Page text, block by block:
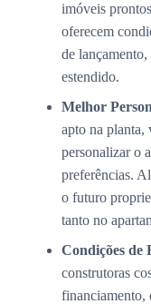
imóveis
oferecem
de
estendido.
Melhor
apto na planta,
personalizar o
preferências.
o futuro
tanto no
Condições de
construtoras
financiamento,